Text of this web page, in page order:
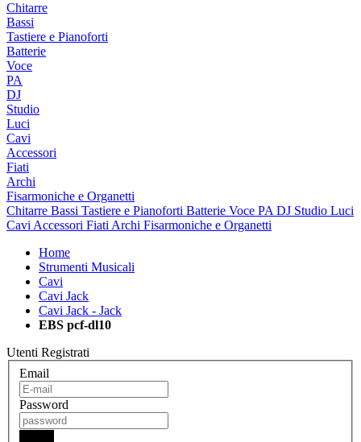
Chitarre
Bassi
Tastiere e Pianoforti
Batterie
Voce
PA
DJ
Studio
Luci
Cavi
Accessori
Fiati
Archi
Fisarmoniche e Organetti
Chitarre Bassi Tastiere e Pianoforti Batterie Voce PA DJ Studio Luci
Cavi Accessori Fiati Archi Fisarmoniche e Organetti
Home
Strumenti Musicali
Cavi
Cavi Jack
Cavi Jack - Jack
EBS pcf-dl10
Utenti Registrati
Email
Password